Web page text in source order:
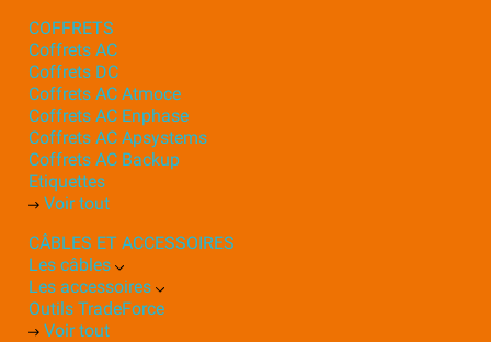
COFFRETS
Coffrets AC
Coffrets DC
Coffrets AC Atmoce
Coffrets AC Enphase
Coffrets AC Apsystems
Coffrets AC Backup
Etiquettes
Voir tout
CÂBLES ET ACCESSOIRES
Les câbles
Les accessoires
Outils TradeForce
Voir tout